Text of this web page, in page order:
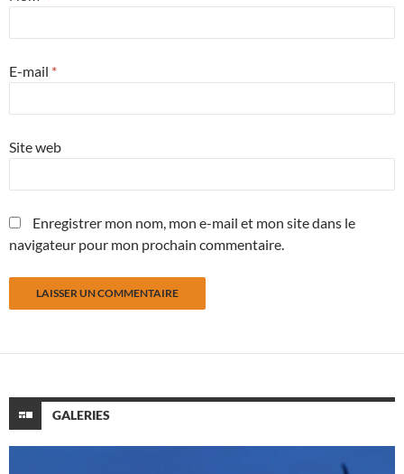
E-mail *
Site web
Enregistrer mon nom, mon e-mail et mon site dans le
navigateur pour mon prochain commentaire.
GALERIES